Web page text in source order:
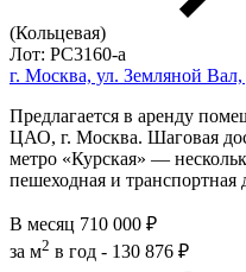
(Кольцевая)
Лот: РС3160-a
г. Москва, ул. Земляной
Предлагается в аренду
ЦАО, г. Москва. Шаговая
метро «Курская» —
пешеходная и транспортная
В месяц 710 000 ₽
за м2 в год - 130 876 ₽